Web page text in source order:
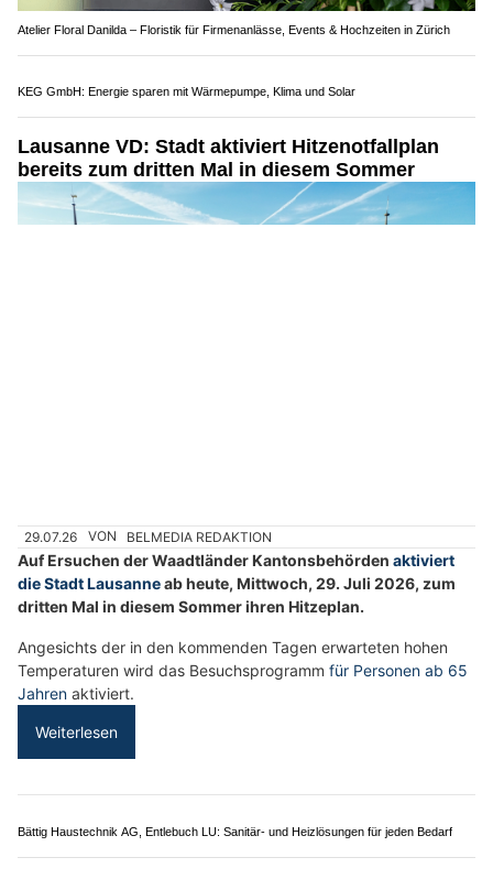
Atelier Floral Danilda – Floristik für Firmenanlässe, Events & Hochzeiten in Zürich
Auf Ersuchen der Waadtländer Kantonsbehörden
die Stadt Lausanne